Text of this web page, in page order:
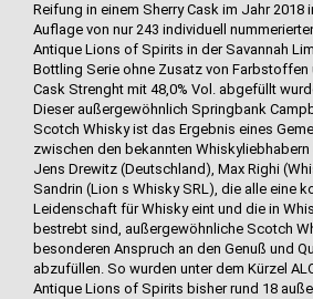
Reifung in einem Sherry Cask im Jahr 2018
Auflage von nur 243 individuell
Antique Lions of Spirits in der Savannah
Bottling Serie ohne Zusatz von Farbstoffen
Cask Strenght mit 48,0% Vol. abgefüllt
Dieser außergewöhnlich Springbank
Scotch Whisky ist das Ergebnis eines
zwischen den bekannten
Jens Drewitz (Deutschland), Max Righi
Sandrin (Lion s Whisky SRL), die alle eine
Leidenschaft für Whisky eint und die in
bestrebt sind, außergewöhnliche Scotch
besonderen Anspruch an den Genuß und
abzufüllen. So wurden unter dem Kürzel
Antique Lions of Spirits bisher rund 18